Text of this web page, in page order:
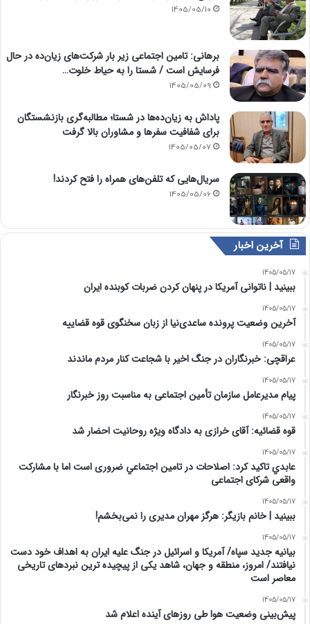
1405/05/10
برهانی: تامین اجتماعی زیر بار شرکت‌های زیان‌ده در حال
فرسایش است / شستا را به حیاط خلوت…
1405/05/09
پاداش به زیان‌ده‌ها در شستا؛ مطالبه‌گری بازنشستگان
برای شفافیت سفرها و مشاوران بالا گرفت
1405/05/07
سریال‌هایی که تلفن‌های همراه را فتح کردند!
1405/05/06
آخرین اخبار
1405/05/17
‏ببینید | ناتوانی آمریکا در پنهان کردن ضربات کوبنده ایران
1405/05/17
آخرین وضعیت پرونده ساعدی‌نیا از زبان سخنگوی قوه قضاییه
1405/05/17
عراقچی: خبرنگاران در جنگ اخیر با شجاعت کنار مردم ماندند
1405/05/17
پیام مدیرعامل سازمان تأمین اجتماعی به مناسبت روز خبرنگار
1405/05/17
قوه قضائیه: آقای خرازی به دادگاه ویژه روحانیت احضار شد
1405/05/17
عابدي تاكيد كرد: اصلاحات در تامين اجتماعي ضروری است اما با مشارکت
واقعی شرکای اجتماعی
1405/05/17
ببینید | خانم بازیگر: هرگز مهران مدیری را نمی‌بخشم!
1405/05/17
بیانیه جدید سپاه/ آمریکا و اسرائیل در جنگ علیه ایران به اهداف خود دست
نیافتند/ امروز، منطقه و جهان، شاهد یکی از پیچیده ترین نبردهای تاریخی
معاصر است
1405/05/17
پیش‌بینی وضعیت هوا طی روزهای آینده اعلام شد